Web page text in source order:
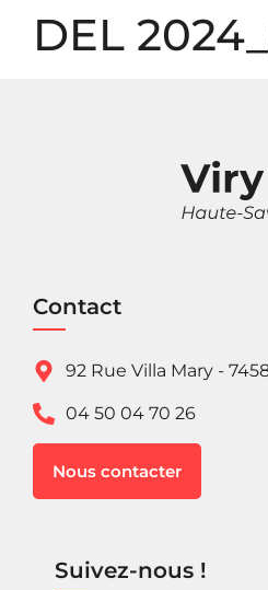
DEL
Contact
92 Rue Villa Mary -
04 50 04 70 26
Nous contacter
Suivez-nous !